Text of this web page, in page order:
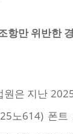
항만 위반한
원은 지난
노614) 폰트